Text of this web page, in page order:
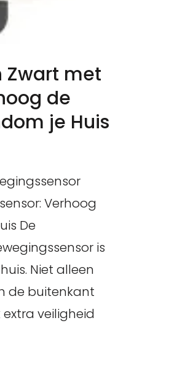
Zwart met
de
je Huis
Verhoog
De
is
Niet alleen
de buitenkant
veiligheid